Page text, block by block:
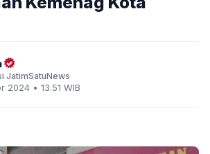
JatimSatuNews
2024 • 13.51 WIB